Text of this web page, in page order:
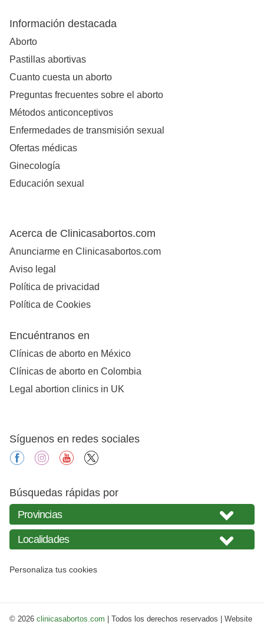
Información destacada
Aborto
Pastillas abortivas
Cuanto cuesta un aborto
Preguntas frecuentes sobre el aborto
Métodos anticonceptivos
Enfermedades de transmisión sexual
Ofertas médicas
Ginecología
Educación sexual
Acerca de Clinicasabortos.com
Anunciarme en Clinicasabortos.com
Aviso legal
Política de privacidad
Política de Cookies
Encuéntranos en
Clínicas de aborto en México
Clínicas de aborto en Colombia
Legal abortion clinics in UK
Síguenos en redes sociales
facebookinstagramyoutube
Búsquedas rápidas por
Personaliza tus cookies
© 2026 clinicasabortos.com | Todos los derechos reservados | Website